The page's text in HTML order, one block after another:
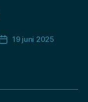
Inläggsdatum
19 juni 2025